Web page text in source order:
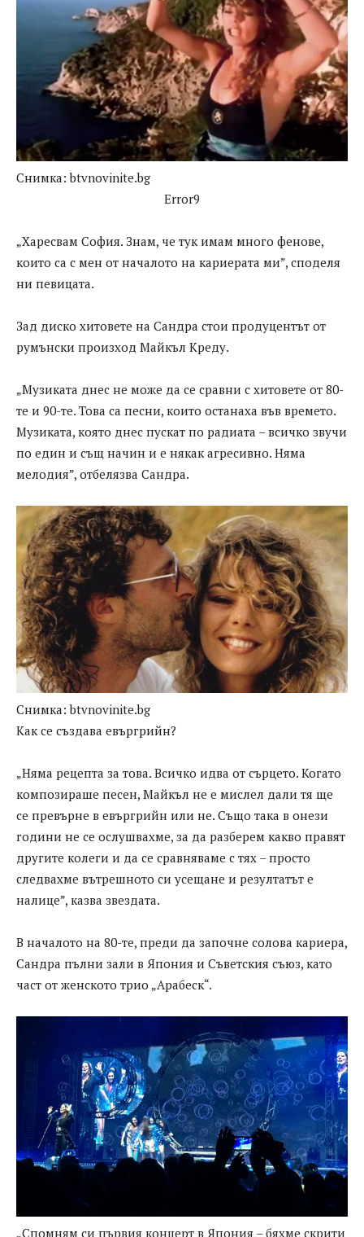
Снимка: btvnovinite.bg
Error9
„Харесвам София. Знам, че тук имам много фенове,
които са с мен от началото на кариерата ми”, споделя
ни певицата.
Зад диско хитовете на Сандра стои продуцентът от
румънски произход Майкъл Креду.
„Музиката днес не може да се сравни с хитовете от 80-
те и 90-те. Това са песни, които останаха във времето.
Музиката, която днес пускат по радиата – всичко звучи
по един и същ начин и е някак агресивно. Няма
мелодия”, отбелязва Сандра.
Снимка: btvnovinite.bg
Как се създава евъргрийн?
„Няма рецепта за това. Всичко идва от сърцето. Когато
композираше песен, Майкъл не е мислел дали тя ще
се превърне в евъргрийн или не. Също така в онези
години не се ослушвахме, за да разберем какво правят
другите колеги и да се сравняваме с тях – просто
следвахме вътрешното си усещане и резултатът е
налице”, казва звездата.
В началото на 80-те, преди да започне солова кариера,
Сандра пълни зали в Япония и Съветския съюз, като
част от женското трио „Арабеск“.
„Спомням си първия концерт в Япония – бяхме скрити